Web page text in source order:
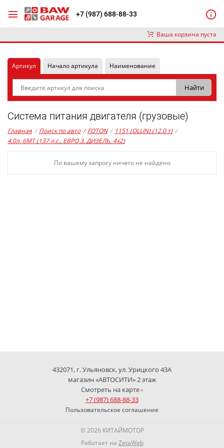
+7 (987) 688-88-33
Ваша корзина пуста
Артикул Начало артикула Наименование
Система питания двигателя (грузовые)
Главная / Поиск по авто / FOTON / 1151 (OLLIN) (12.0 т) /
4,0л. 6MT (137 л.с., ЕВРО 3, ДИЗЕЛЬ, 4x2)
По вашему запросу ничего не найдено
432071, г. Ульяновск, ул. Урицкого 43А
магазин «АВТОСИТИ» 2 этаж
Смотреть на карте ›
+7 (987) 688-88-33
Пользовательское соглашение
© 2026 КИТАЙМОТОР
Работает на ZetaWeb